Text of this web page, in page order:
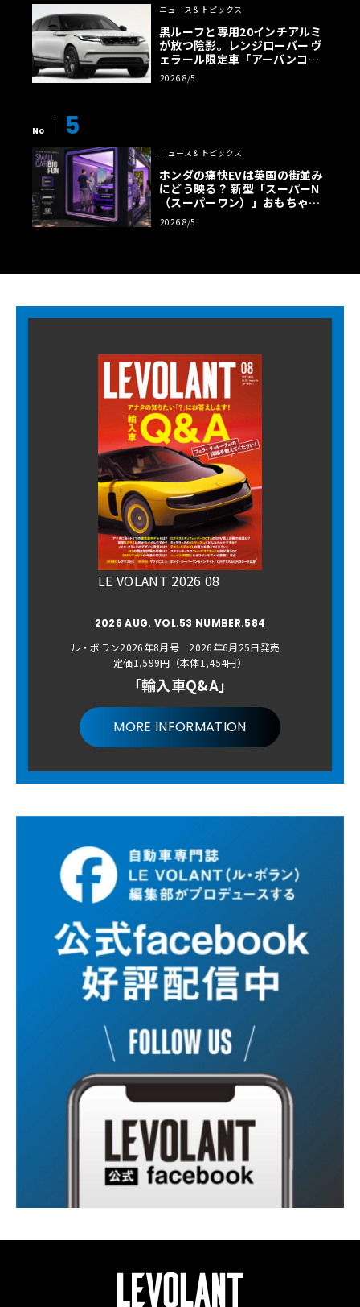
ニュース＆トピックス
黒ルーフと専用20インチアルミ
が放つ陰影。レンジローバー ヴ
ェラール限定車「アーバンコン
トラスト・エディション」登場
2026 8/5
No 5
ニュース＆トピックス
ホンダの痛快EVは英国の街並み
にどう映る？ 新型「スーパーN
（スーパーワン）」おもちゃ箱
ツアーの全貌
2026 8/5
LE VOLANT 2026 08
2026 AUG. VOL.53 NUMBER.584
ル・ボラン2026年8月号 2026年6月25日発売
定価1,599円（本体1,454円）
「輸入車Q&A」
MORE INFORMATION